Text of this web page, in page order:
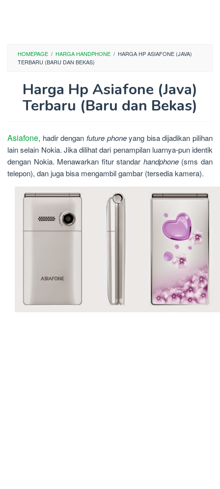
HOMEPAGE / HARGA HANDPHONE / HARGA HP ASIAFONE (JAVA)
TERBARU (BARU DAN BEKAS)
Harga Hp Asiafone (Java)
Terbaru (Baru dan Bekas)
Asiafone, hadir dengan future phoneyang bisa dijadikan pilihan
lain selain Nokia. Jika dilihat dari penampilan luarnya-pun identik
dengan Nokia. Menawarkan fitur standar handphone (sms dan
telepon), dan juga bisa mengambil gambar (tersedia kamera).